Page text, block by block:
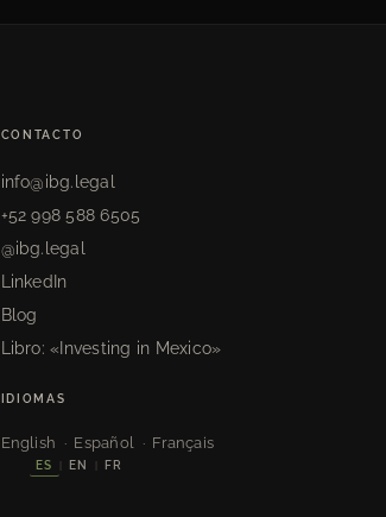
CONTACTO
info@ibg.legal
+52 998 588 6505
@ibg.legal
LinkedIn
Blog
Libro: «Investing in Mexico»
IDIOMAS
English · Español · Français
ES EN FR